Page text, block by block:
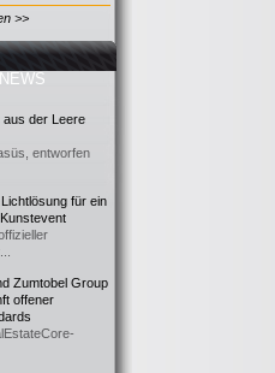
>>
aus der Leere
entworfen
für ein
Zumtobel Group
offener